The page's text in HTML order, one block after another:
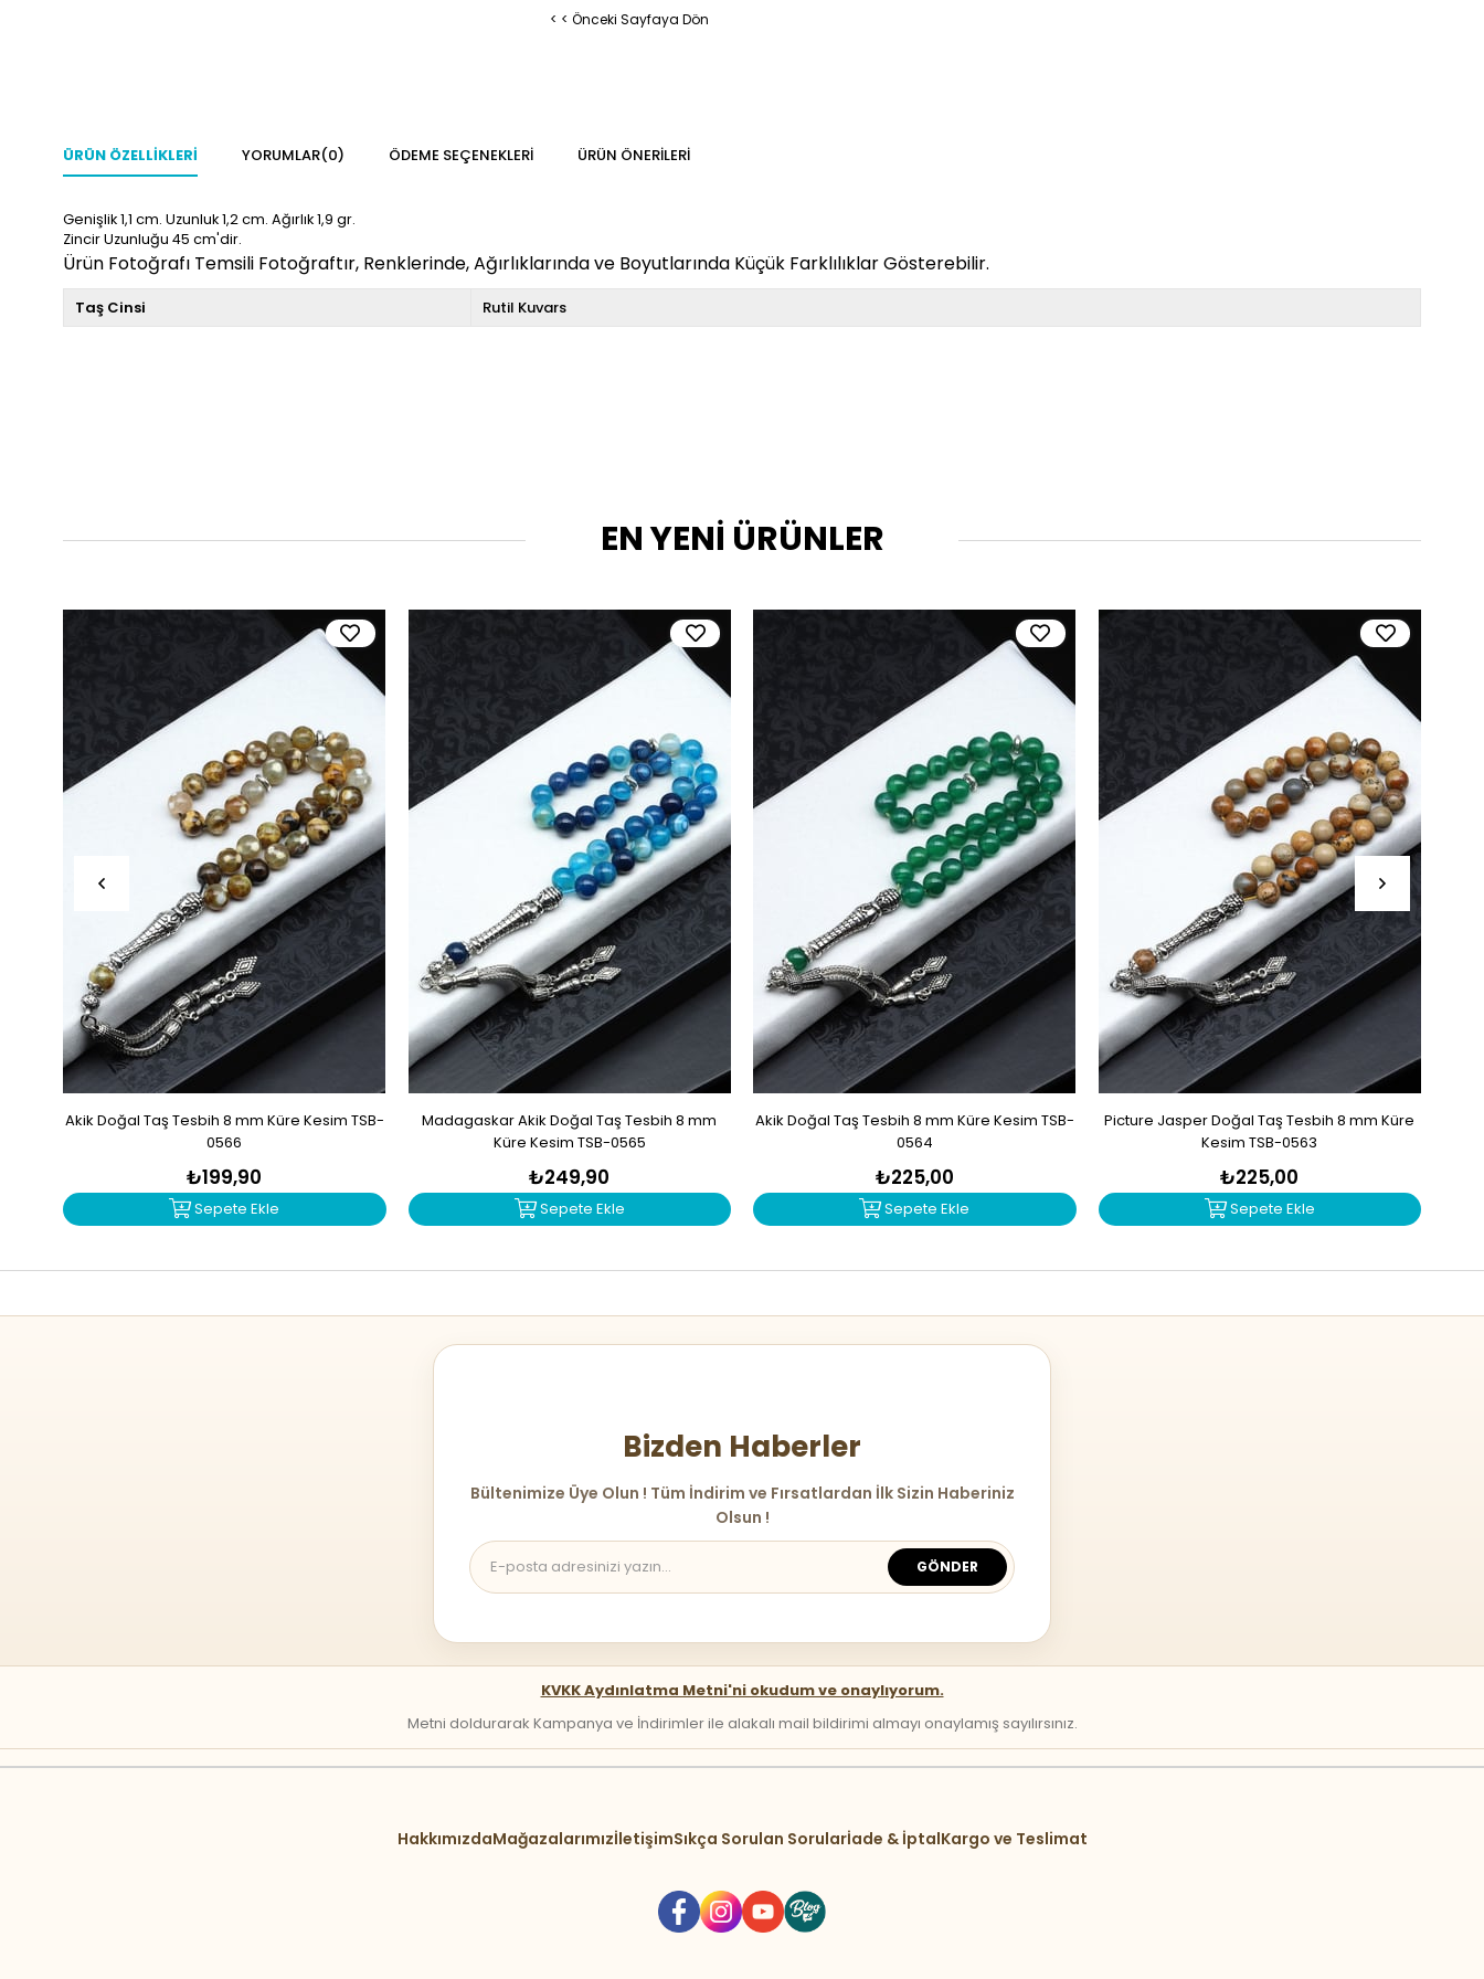
< < Önceki Sayfaya Dön
ÜRÜN ÖZELLIKLERI YORUMLAR(0) ÖDEME SEÇENEKLERI ÜRÜN ÖNERILERI
Genişlik 1,1 cm. Uzunluk 1,2cm. Ağırlık 1,9 gr.
Zincir Uzunluğu 45 cm'dir.
Ürün Fotoğrafı Temsili Fotoğraftır, Renklerinde, Ağırlıklarında ve Boyutlarında Küçük Farklılıklar Gösterebilir.
Taş Cinsi Rutil Kuvars
EN YENİ ÜRÜNLER
Akik Doğal Taş Tesbih 8 mm Küre Kesim TSB-
0566
₺199,90
Sepete Ekle
Madagaskar Akik Doğal Taş Tesbih 8 mm
Küre Kesim TSB-0565
₺249,90
Sepete Ekle
Akik Doğal Taş Tesbih 8 mm Küre Kesim TSB-
0564
₺225,00
Sepete Ekle
Picture Jasper Doğal Taş Tesbih 8 mm Küre
Kesim TSB-0563
₺225,00
Sepete Ekle
Bizden Haberler
Bültenimize Üye Olun ! Tüm İndirim ve Fırsatlardan İlk Sizin Haberiniz
Olsun !
GÖNDER
KVKK Aydınlatma Metni'ni okudum ve onaylıyorum.
Metni doldurarak Kampanya ve İndirimler ile alakalı mail bildirimi almayı onaylamış sayılırsınız.
HakkımızdaMağazalarımızİletişimSıkça Sorulan Sorularİade & İptalKargo ve Teslimat